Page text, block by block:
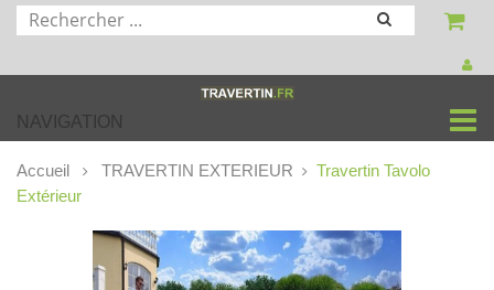
NAVIGATION
Accueil TRAVERTIN EXTERIEUR
Travertin Tavolo
Extérieur